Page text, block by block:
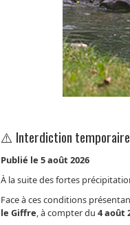
⚠️ Interdiction temporaire
Publié le 5 août 2026
À la suite des fortes
Face à ces conditions
le Giffre, à compter du 4 août